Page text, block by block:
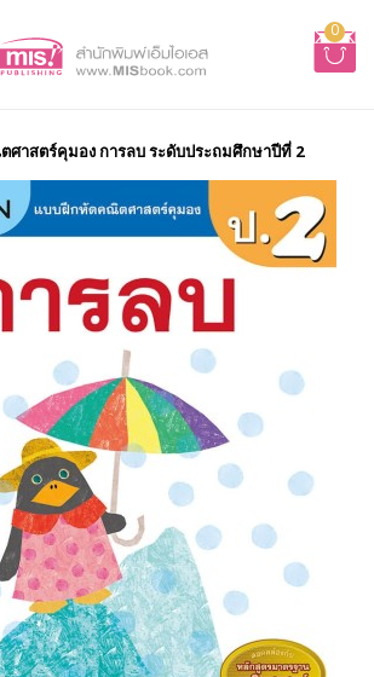
0
าสตร์คุมอง การลบ ระดับประถมศึกษาปีที่ 2